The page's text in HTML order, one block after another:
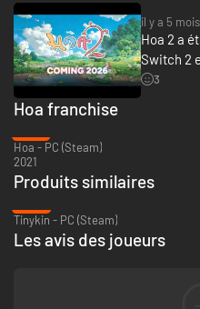
that will change the way you
hearted but engaging puzzles as
areas.
Go for achievements &
il y a 5 mois
Hoa 2 a
Switch 2
3
Hoa franchise
Hoa - PC (Steam)
2021
Produits similaires
Tinykin - PC (Steam)
Les avis des joueurs